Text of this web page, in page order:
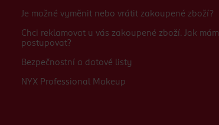
Je možné vyměnit nebo vrátit zakoupené zboží?
Chci reklamovat u vás zakoupené zboží. Jak mám
postupovat?
Bezpečnostní a datové listy
NYX Professional Makeup